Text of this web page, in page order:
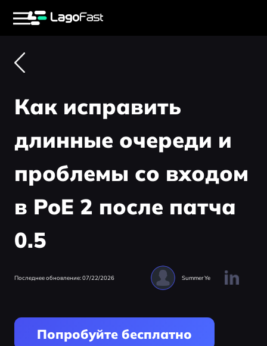
Как исправить
длинные очереди и
проблемы со входом
в PoE 2 после патча
0.5
Последнее обновление: 07/22/2026 Summer Ye
Попробуйте бесплатно